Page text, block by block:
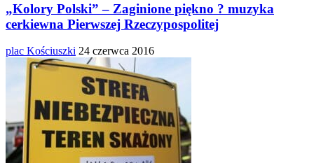
„Kolory Polski” – Zaginione piękno ? muzyka
cerkiewna Pierwszej Rzeczypospolitej
plac Kościuszki 24 czerwca 2016